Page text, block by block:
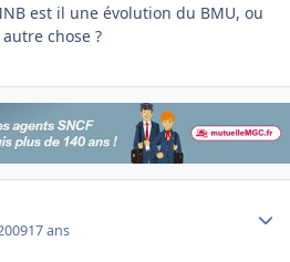
est il une évolution du BMU, ou
chose ?
17 ans